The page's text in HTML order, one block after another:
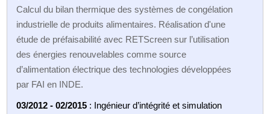
Calcul du bilan thermique des systèmes de congélation
industrielle de produits alimentaires. Réalisation d'une
étude de préfaisabilité avec RETScreen sur l’utilisation
des énergies renouvelables comme source
d’alimentation électrique des technologies développées
par FAI en INDE.
03/2012 - 02/2015 : Ingénieur d’intégrité et simulation